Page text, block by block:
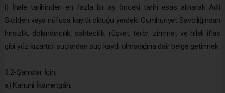
i) İhale tarihinden en fazla bir ay önceki tarih esas alınarak Adli
Sicilden veya nüfusa kayıtlı olduğu yerdeki Cumhuriyet Savcılığından
hırsızlık, dolandırıcılık, sahtecilik, rüşvet, terör, zimmet ve hileli iflas
gibi yüz kızartıcı suçlardan suç kaydı olmadığına dair belge getirmek
3.2-Şahıslar İçin;
a) Kanuni İkametgâh,